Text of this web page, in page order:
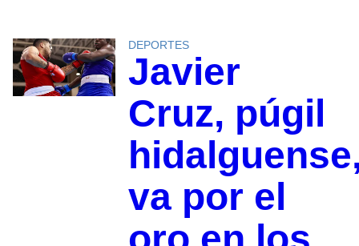
DEPORTES
Javier
Cruz, púgil
va por el